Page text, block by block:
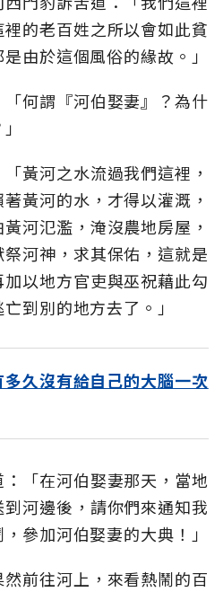
的老百姓之所以會如此貧
由於這個風俗的緣故。」
何謂『河伯娶妻』？為什
黃河之水流過我們這裡，
黃河的水，才得以灌溉，
河氾濫，淹沒農地房屋，
河神，求其保佑，這就是
以地方官吏與巫祝藉此勾
到別的地方去了。」
久沒有給自己的大腦一次
「在河伯娶妻那天，當地
河邊後，請你們來通知我
參加河伯娶妻的大典！」
前往河上，來看熱鬧的百